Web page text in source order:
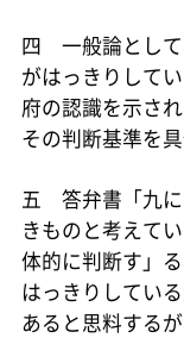
四 一般論として
がはっきりして
府の認識を示さ
その判断基準を
五 答弁書「九に
きものと考えて
体的に判断す」
はっきりしてい
あると思料する